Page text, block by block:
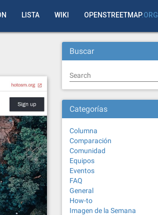
LISTA WIKI OPENSTREETMAP.ORG
Buscar
Search
Categorías
Columna
Comparación
Comunidad
Equipos
Eventos
FAQ
General
How-to
Imagen de la Semana